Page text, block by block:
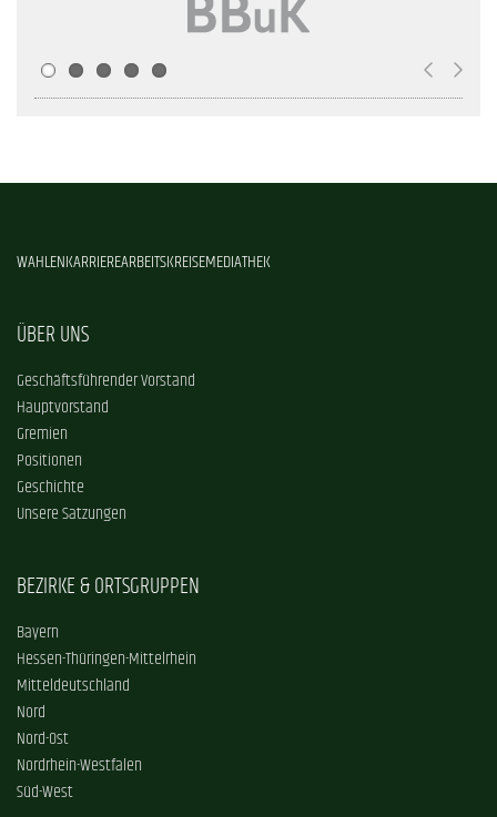
WAHLENKARRIEREARBEITSKREISEMEDIATHEK
ÜBER UNS
Geschäftsführender Vorstand
Hauptvorstand
Gremien
Positionen
Geschichte
Unsere Satzungen
BEZIRKE & ORTSGRUPPEN
Bayern
Hessen-Thüringen-Mittelrhein
Mitteldeutschland
Nord
Nord-Ost
Nordrhein-Westfalen
Süd-West